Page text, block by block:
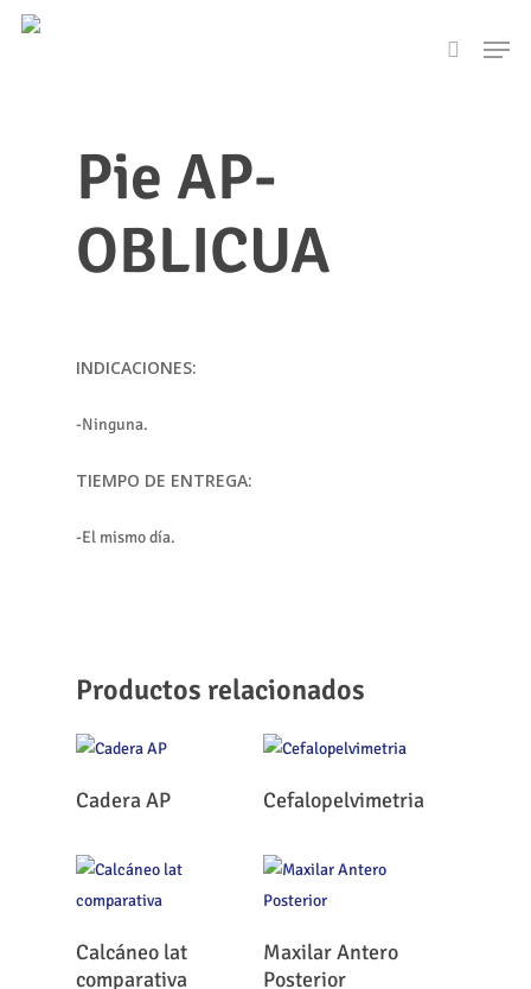
Skip
search
Pie AP-
OBLICUA
INDICACIONES:
-Ninguna.
TIEMPO DE ENTREGA:
-El mismo día.
Productos relacionados
Leer Más
Cadera AP Leer Más
Cefalopelvimetria
Leer Más
Calcáneo lat
comparativa
Leer Más
Maxilar Antero
Posterior